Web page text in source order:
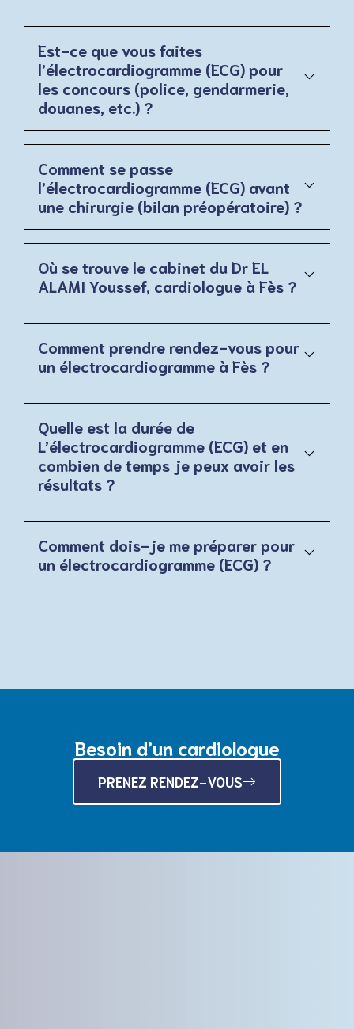
Est-ce que vous faites
l’électrocardiogramme (ECG) pour
les concours (police, gendarmerie,
douanes, etc.) ?
Comment se passe
l’électrocardiogramme (ECG) avant
une chirurgie (bilan préopératoire) ?
Où se trouve le cabinet du Dr EL
ALAMI Youssef, cardiologue à Fès ?
Comment prendre rendez-vous pour
un électrocardiogramme à Fès ?
Quelle est la durée de
L’électrocardiogramme (ECG) et en
combien de temps je peux avoir les
résultats ?
Comment dois-je me préparer pour
un électrocardiogramme (ECG) ?
Besoin d’un cardiologue
PRENEZ RENDEZ-VOUS